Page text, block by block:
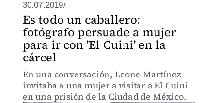
30.07.2019/
Es todo un caballero:
fotógrafo persuade a mujer
para ir con 'El Cuini' en la
cárcel
En una conversación, Leone Martínez
invitaba a una mujer a visitar a El Cuini
en una prisión de la Ciudad de México.